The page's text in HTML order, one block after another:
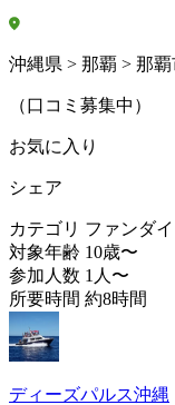
沖縄県 > 那覇 > 那
（口コミ募集中）
お気に入り
シェア
カテゴリ ファンダ
対象年齢 10歳〜
参加人数 1人〜
所要時間 約8時間
ディーズパルス沖縄